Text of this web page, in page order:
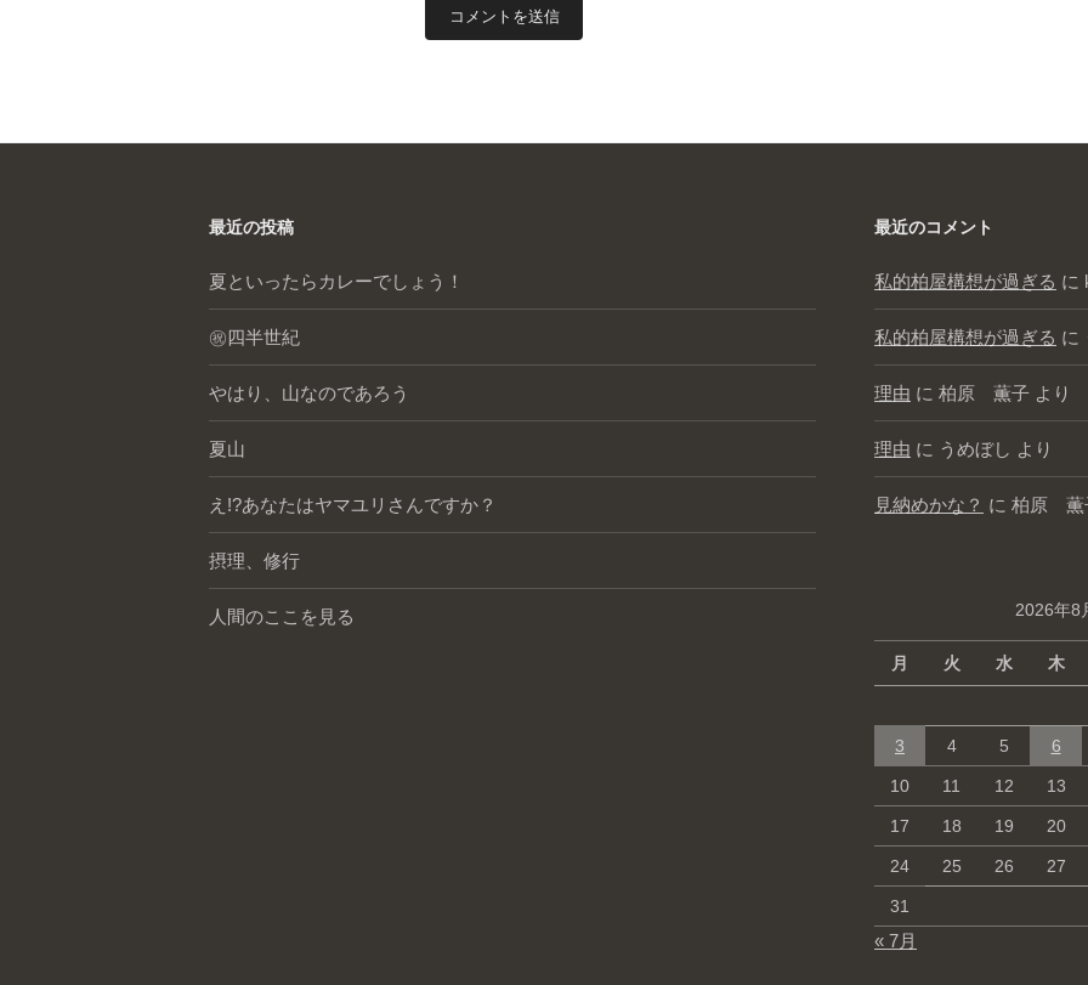
最近の投稿
夏といったらカレーでしょう！
㊗️四半世紀
やはり、山なのであろう
夏山
え!?あなたはヤマユリさんですか？
摂理、修行
人間のここを見る
最近のコメント
私的柏屋構想が過ぎる に
私的柏屋構想が過ぎる に
理由 に 柏原 薫子 より
理由 に うめぼし より
見納めかな？ に 柏原 薫
2026年8
月 火 水 木
3 4 5 6
10 11 12 13
17 18 19 20
24 25 26 27
31
« 7月